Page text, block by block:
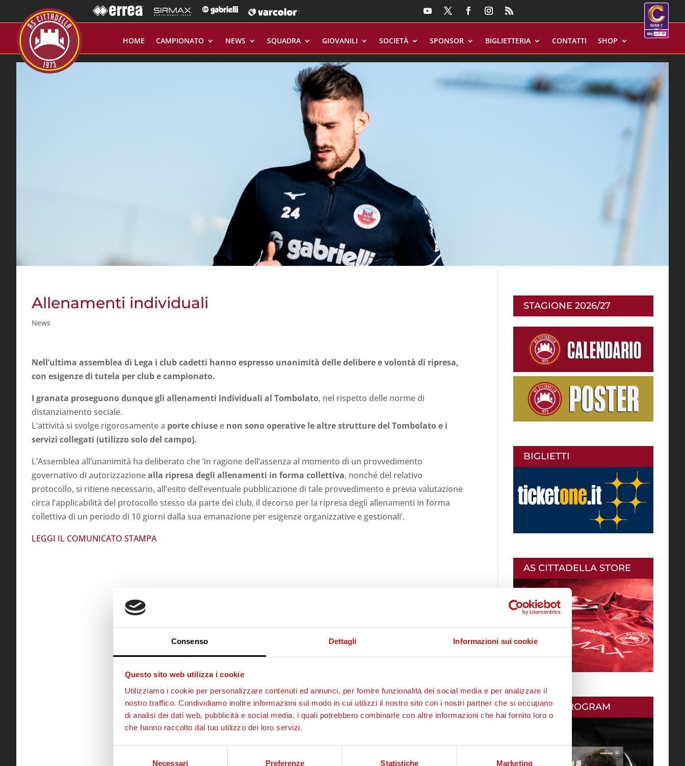
Consenso Dettagli Informazioni sui cookie
Questo sito web utilizza i cookie
Utilizziamo i cookie per personalizzare contenuti ed annunci, per fornire funzionalità dei social media e per analizzare il
nostro traffico. Condividiamo inoltre informazioni sul modo in cui utilizzi il nostro sito con i nostri partner che si occupano
di analisi dei dati web, pubblicità e social media, i quali potrebbero combinarle con altre informazioni che hai fornito loro o
che hanno raccolto dal tuo utilizzo dei loro servizi.
Necessari Preferenze Statistiche Marketing
HOME CAMPIONATO NEWS SQUADRA GIOVANILI SOCIETÀ SPONSOR BIGLIETTERIA CONTATTI SHOP
Allenamenti individuali
News
Nell’ultima assemblea di Lega i club cadetti hanno espresso unanimità delle delibere e volontà di ripresa,
con esigenze di tutela per club e campionato.
I granata proseguono dunque gli allenamenti individuali al Tombolato, nel rispetto delle norme di
distanziamento sociale.
L’attività si svolge rigorosamente a porte chiuse e non sono operative le altre strutture del Tombolato e i
servizi collegati (utilizzo solo del campo).
L’Assemblea all’unanimità ha deliberato che ‘in ragione dell’assenza al momento di un provvedimento
governativo di autorizzazionealla ripresa degli allenamenti in forma collettiva, nonché del relativo
protocollo, si ritiene necessario, all’esito dell’eventuale pubblicazione di tale provvedimento e previa valutazione
circa l’applicabilità del protocollo stesso da parte dei club, il decorso per la ripresa degli allenamenti in forma
collettiva di un periodo di 10 giorni dalla sua emanazione per esigenze organizzative e gestionali’.
LEGGI IL COMUNICATO STAMPA
STAGIONE 2026/27
BIGLIETTI
AS CITTADELLA STORE
MATCH PROGRAM